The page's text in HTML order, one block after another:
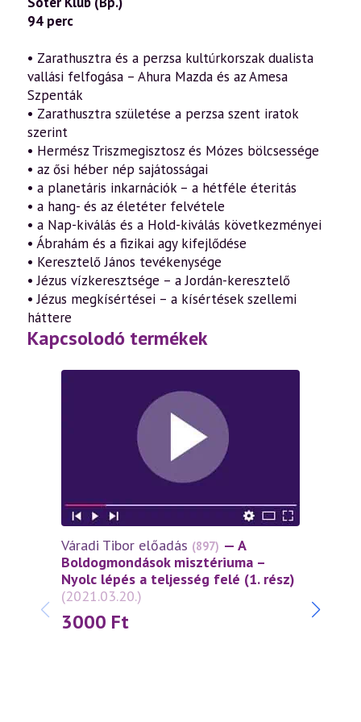
94 perc
• Zarathusztra és a perzsa kultúrkorszak dualista
vallási felfogása – Ahura Mazda és az Amesa
Szpenták
• Zarathusztra születése a perzsa szent iratok
szerint
• Hermész Triszmegisztosz és Mózes bölcsessége
• az ősi héber nép sajátosságai
• a planetáris inkarnációk – a hétféle éteritás
• a hang- és az életéter felvétele
• a Nap-kiválás és a Hold-kiválás következményei
• Ábrahám és a fizikai agy kifejlődése
• Keresztelő János tevékenysége
• Jézus vízkeresztsége – a Jordán-keresztelő
• Jézus megkísértései – a kísértések szellemi
háttere
Kapcsolodó termékek
Váradi Tibor előadás (897) — A
Boldogmondások misztériuma –
Nyolc lépés a teljesség felé (1. rész)
(2021.03.20.)
3000 Ft